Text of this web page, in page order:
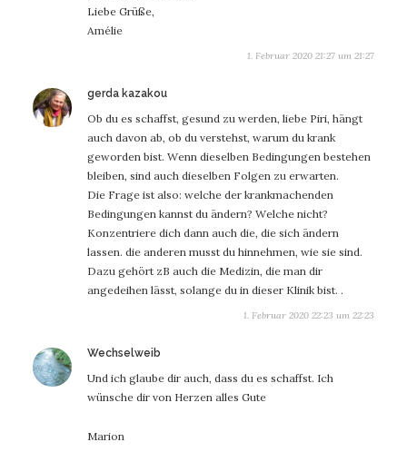
Liebe Grüße,
Amélie
1. Februar 2020 21:27 um 21:27
gerda kazakousagt:
Ob du es schaffst, gesund zu werden, liebe Piri, hängt
auch davon ab, ob du verstehst, warum du krank
geworden bist. Wenn dieselben Bedingungen bestehen
bleiben, sind auch dieselben Folgen zu erwarten.
Die Frage ist also: welche der krankmachenden
Bedingungen kannst du ändern? Welche nicht?
Konzentriere dich dann auch die, die sich ändern
lassen. die anderen musst du hinnehmen, wie sie sind.
Dazu gehört zB auch die Medizin, die man dir
angedeihen lässt, solange du in dieser Klinik bist. .
1. Februar 2020 22:23 um 22:23
Wechselweib
Und ich glaube dir auch, dass du es schaffst. Ich
wünsche dir von Herzen alles Gute
Marion